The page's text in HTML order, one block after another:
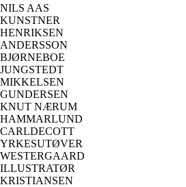
NILS AAS
KUNSTNER
HENRIKSEN
ANDERSSON
BJØRNEBOE
JUNGSTEDT
MIKKELSEN
GUNDERSEN
KNUT NÆRUM
HAMMARLUND
CARLDECOTT
YRKESUTØVER
WESTERGAARD
ILLUSTRATØR
KRISTIANSEN